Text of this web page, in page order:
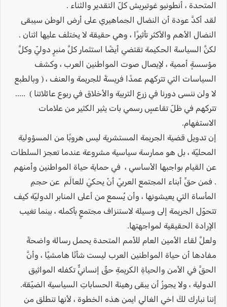
المتحدة ، أنطونيو غوتيريش كلّ التقدير والثناء .
لقد أكدَّ عودة أن النضال الجماهيري على أرض الوطن سيبقى
النضال الأهم والأكثر تأثيرًا ، وهي حقيقة لا يختلف عليها اثنان .
لكنَّ السياسةَ الحكيمة تقتضي أيضًا استثمار كلَّ منبرٍ دوليّ وكلَّ
مؤسسةٍ أممية ، لإيصال صوت المواطنين العرب ، وكشف
السياسات التي تتركهم عمدًا فريسةً للجريمة والعنف ، ( وبالطبع
لا ولن ننسى دورنا في زرع التربية والأخلاق في ربوع عائلاتنا ) .....
تتركهم في ظلّ تقاعسٍ رسمي بات يثير الكثير من علامات
الاستفهام.
إن تدويل قضية الجريمة المستشرية ليس هروبًا من المسؤولية
المحليّة ، بل هو ممارسة سياسية مشروعة عندما تعجز السلطات
عن القيام بواجبها الأساسي ، في حماية حياة المواطنين وأمنهم
. فمن حقِّ أبناء المجتمع العربيّ أنْ يحكيَ للعالَم عن حجمِ
المأساة التي يعيشونها ، وأن يُسمع من أعلى المنابر الدوليّة كيف
تتحوّل الجريمة إلى وسيلة لاستنزاف مجتمعٍ بأكمله ، بينما تغيب
الإرادة الحقيقية لمواجهتها.
ولعلَّ لقاء الأمين العام للأمم المتحدة يحمل رسالة واضحةً
مفادها أن حياة المواطنين العرب ليست شأنًا هامشيًا ، وأنَّ
الحقَّ في الأمن والحياةِ الكريمةِ حقٌ إنسانيٌّ تكفله المواثيق
الدولية ، ولا يجوزُ أن يبقى رهينةَ الحساباتِ السياسية الضيّقة.
إننا نبارك لكَ اخي الغالي ايمن هذه الخطوة ، لأنها تنطلق من